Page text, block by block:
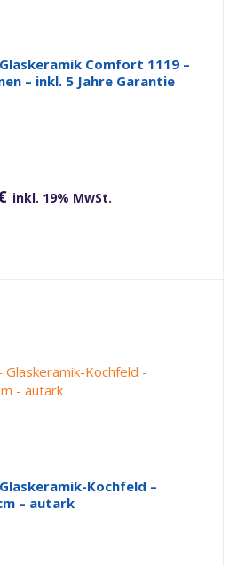
Comfort 1119 –
– inkl. 5 Jahre Garantie
inkl. 19% MwSt.
Kochfeld –
– autark